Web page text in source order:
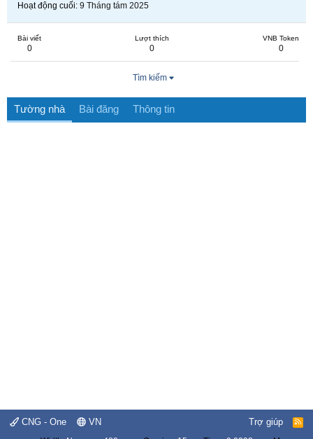
Hoạt động cuối 9 Tháng tám 2025
Bài viết
0
Lượt thích
0
VNB Token
0
Tìm kiếm
Tường nhà Bài đăng Thông tin
CNG - One VN Trợ giúp
R